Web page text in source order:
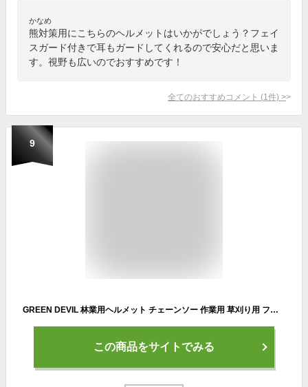
かなめ
熊対策用にこちらのヘルメットはいかがでしょう？フェイ
スガード付きで耳もガードしてくれるので安心だと思いま
す。視野も広いのでおすすめです！
全てのおすすめコメント (1 件) >
9
GREEN DEVIL 林業用ヘルメット チェーンソー 作業用 草刈り用 フェイスガード 工事用ヘルメット 収納式サンバイザー 耳当て 安全帽 3 in1セット耐衝撃性通気性作業EN397＆EN352-3
この商品をサイトでみる